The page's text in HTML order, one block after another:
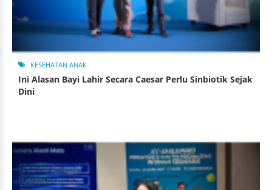
KESEHATAN ANAK
Ini Alasan Bayi Lahir Secara Caesar Perlu Sinbiotik Sejak
Dini